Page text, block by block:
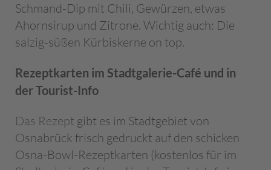
Schmand-Dip mit Chili, Gewürzen, etwas
Ahornsirup und Zitrone. Wichtig auch: Die
salzig-süßen Kürbiskerne on top.
Rezeptkarten im Stadtgalerie-Café und in
der Tourist-Info
Das Rezept gibt es im Stadtgebiet von
Osnabrück frisch gedruckt auf den schicken
Osna-Bowl-Rezeptkarten (kostenlos für im